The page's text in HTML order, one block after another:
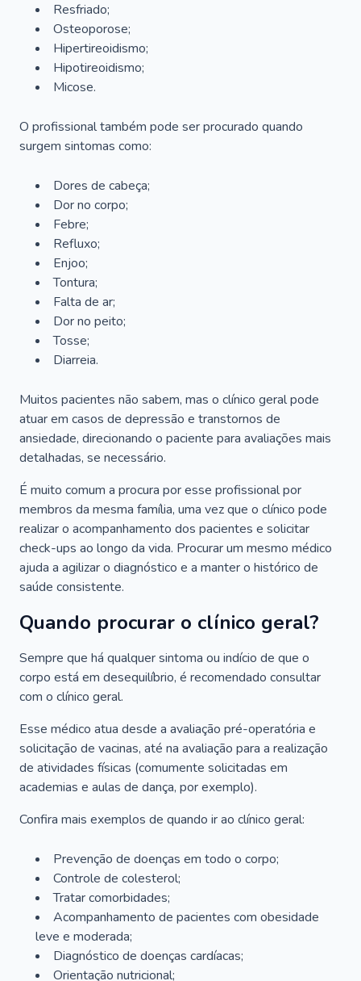
Resfriado;
Osteoporose;
Hipertireoidismo;
Hipotireoidismo;
Micose.
O profissional também pode ser procurado quando
surgem sintomas como:
Dores de cabeça;
Dor no corpo;
Febre;
Refluxo;
Enjoo;
Tontura;
Falta de ar;
Dor no peito;
Tosse;
Diarreia.
Muitos pacientes não sabem, mas o clínico geral pode
atuar em casos de depressão e transtornos de
ansiedade, direcionando o paciente para avaliações mais
detalhadas, se necessário.
É muito comum a procura por esse profissional por
membros da mesma família, uma vez que o clínico pode
realizar o acompanhamento dos pacientes e solicitar
check-ups ao longo da vida. Procurar um mesmo médico
ajuda a agilizar o diagnóstico e a manter o histórico de
saúde consistente.
Quando procurar o clínico geral?
Sempre que há qualquer sintoma ou indício de que o
corpo está em desequilíbrio, é recomendado consultar
com o clínico geral.
Esse médico atua desde a avaliação pré-operatória e
solicitação de vacinas, até na avaliação para a realização
de atividades físicas (comumente solicitadas em
academias e aulas de dança, por exemplo).
Confira mais exemplos de quando ir ao clínico geral:
Prevenção de doenças em todo o corpo;
Controle de colesterol;
Tratar comorbidades;
Acompanhamento de pacientes com obesidade
leve e moderada;
Diagnóstico de doenças cardíacas;
Orientação nutricional;